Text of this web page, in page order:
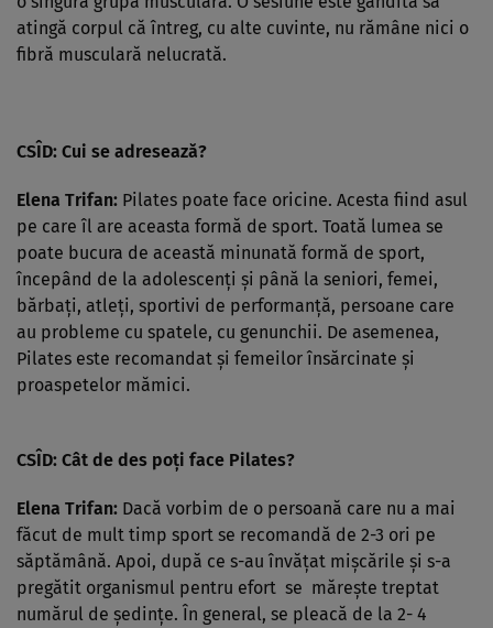
atingă corpul că întreg, cu alte cuvinte, nu rămâne nici o
fibră musculară nelucrată.
CSÎD: Cui se adresează?
Elena Trifan: Pilates poate face oricine. Acesta fiind asul
pe care îl are aceasta formă de sport. Toată lumea se
poate bucura de această minunată formă de sport,
începând de la adolescenţi şi până la seniori, femei,
bărbaţi, atleţi, sportivi de performanţă, persoane care
au probleme cu spatele, cu genunchii. De asemenea,
Pilates este recomandat şi femeilor însărcinate şi
proaspetelor mămici.
CSÎD: Cât de des poţi face Pilates?
Elena Trifan: Dacă vorbim de o persoană care nu a mai
făcut de mult timp sport se recomandă de 2-3 ori pe
săptămână. Apoi, după ce s-au învăţat mişcările şi s-a
pregătit organismul pentru efort se măreşte treptat
numărul de şedinţe. În general, se pleacă de la 2- 4